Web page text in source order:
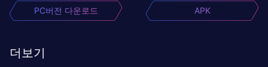
PC버전 다운로드 APK
더보기